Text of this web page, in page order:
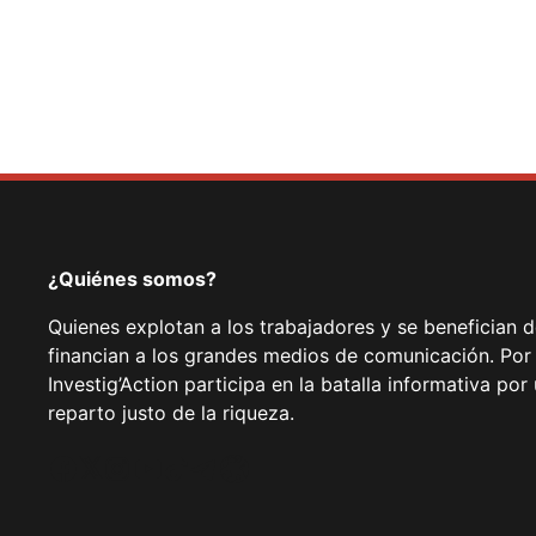
¿Quiénes somos?
Quienes explotan a los trabajadores y se benefician
financian a los grandes medios de comunicación.
Investig’Action participa en la batalla informativa por
reparto justo de la riqueza.